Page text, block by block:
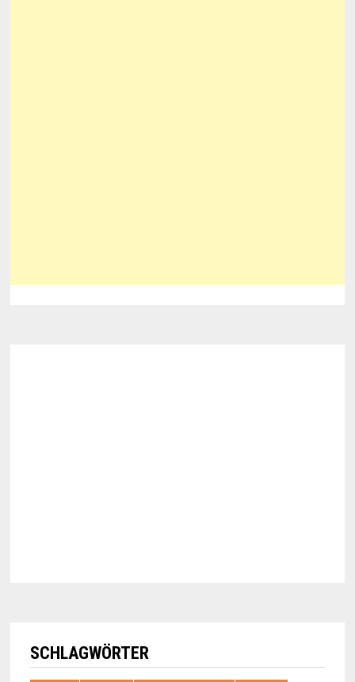
SCHLAGWÖRTER